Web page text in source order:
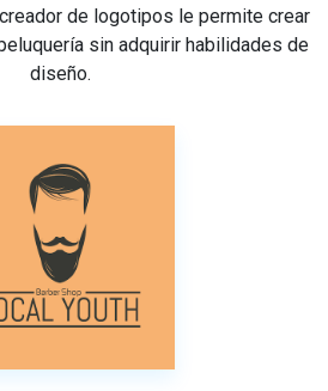
de logotipos le permite crear
sin adquirir habilidades de
diseño.